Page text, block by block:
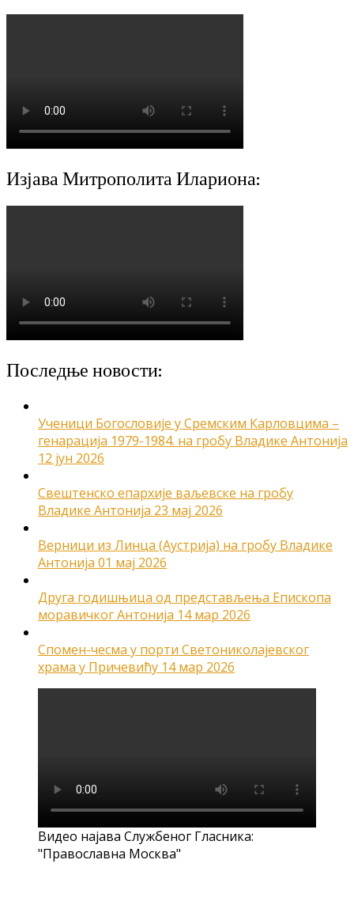
Изјава Митрополита Илариона:
Последње новости:
Ученици Богословије у Сремским Карловцима –
генарација 1979-1984. на гробу Владике Антонија
12 јун 2026
Свештенско епархије ваљевске на гробу
Владике Антонија 23 мај 2026
Верници из Линца (Аустрија) на гробу Владике
Антонија 01 мај 2026
Друга годишњица од представљења Епископа
моравичког Антонија 14 мар 2026
Спомен-чесма у порти Светониколајевског
храма у Причевићу 14 мар 2026
Видео најава Службеног Гласника:
"Православна Москва"